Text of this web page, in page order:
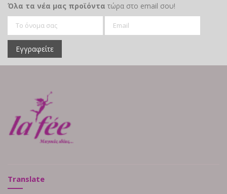
Όλα τα νέα μας προϊόντα τώρα στο email σου!
Εγγραφείτε
Translate